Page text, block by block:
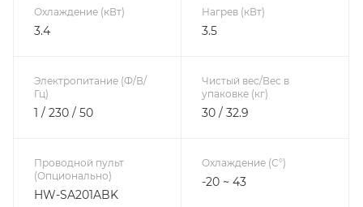
Охлаждение (кВт)
3.4
Нагрев (кВт)
3.5
Электропитание (Ф/В/
Гц)
1 / 230 / 50
Чистый вес/Вес в
упаковке (кг)
30 / 32.9
Проводной пульт
(Опционально)
HW-SA201ABK
Охлаждение (С°)
-20 ~ 43